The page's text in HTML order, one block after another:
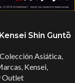
Shin Guntō
Asiática,
, Kensei,
Outlet